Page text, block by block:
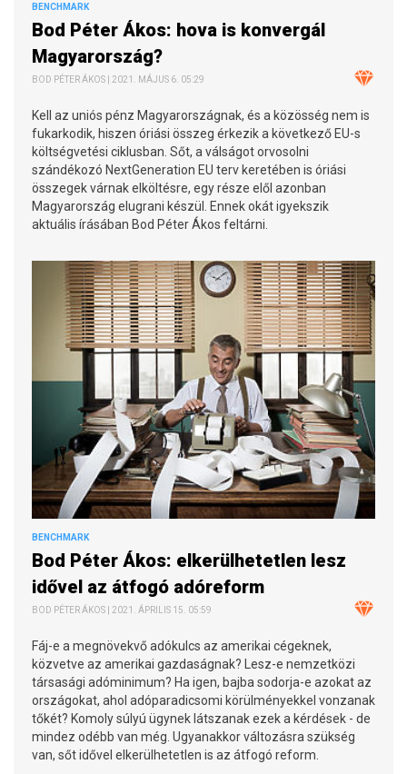
BENCHMARK
Bod Péter Ákos: hova is konvergál
Magyarország?
BOD PÉTER ÁKOS | 2021. MÁJUS 6. 05:29
Kell az uniós pénz Magyarországnak, és a közösség nem is
fukarkodik, hiszen óriási összeg érkezik a következő EU-s
költségvetési ciklusban. Sőt, a válságot orvosolni
szándékozó NextGeneration EU terv keretében is óriási
összegek várnak elköltésre, egy része elől azonban
Magyarország elugrani készül. Ennek okát igyekszik
aktuális írásában Bod Péter Ákos feltárni.
BENCHMARK
Bod Péter Ákos: elkerülhetetlen lesz
idővel az átfogó adóreform
BOD PÉTER ÁKOS | 2021. ÁPRILIS 15. 05:59
Fáj-e a megnövekvő adókulcs az amerikai cégeknek,
közvetve az amerikai gazdaságnak? Lesz-e nemzetközi
társasági adóminimum? Ha igen, bajba sodorja-e azokat az
országokat, ahol adóparadicsomi körülményekkel vonzanak
tőkét? Komoly súlyú ügynek látszanak ezek a kérdések - de
mindez odébb van még. Ugyanakkor változásra szükség
van, sőt idővel elkerülhetetlen is az átfogó reform.